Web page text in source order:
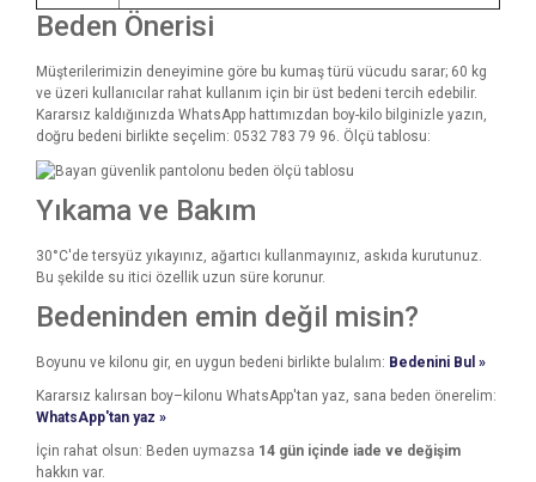
Beden Önerisi
Müşterilerimizin deneyimine göre bu kumaş türü vücudu sarar; 60 kg
ve üzeri kullanıcılar rahat kullanım için bir üst bedeni tercih edebilir.
Kararsız kaldığınızda WhatsApp hattımızdan boy-kilo bilginizle yazın,
doğru bedeni birlikte seçelim: 0532 783 79 96. Ölçü tablosu:
Yıkama ve Bakım
30°C'de tersyüz yıkayınız, ağartıcı kullanmayınız, askıda kurutunuz.
Bu şekilde su itici özellik uzun süre korunur.
Bedeninden emin değil misin?
Boyunu ve kilonu gir, en uygun bedeni birlikte bulalım: Bedenini Bul »
Kararsız kalırsan boy–kilonu WhatsApp'tan yaz, sana beden önerelim:
WhatsApp'tan yaz »
İçin rahat olsun: Beden uymazsa 14 gün içinde iade ve değişim
hakkın var.